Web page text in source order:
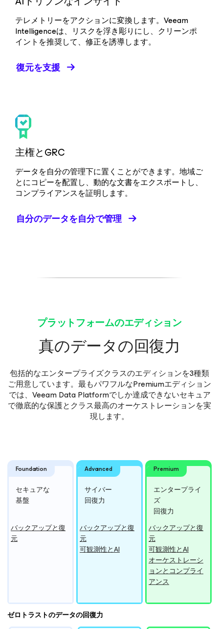
テレメトリーをアクションに変換します。Veeam
Intelligenceは、リスクを浮き彫りにし、クリーンポ
イントを推奨して、修正を誘導します。
復元を支援
主権とGRC
データを自分の管理下に置くことができます。地域ご
とにコピーを配置し、動的な文書をエクスポートし、
コンプライアンスを証明します。
自分のデータを自分で管理
プラットフォームのエディション
真のデータの回復力
包括的なエンタープライズクラスのエディションを3種類
ご用意しています。最もパワフルなPremiumエディション
では、Veeam Data Platformでしか達成できないセキュア
で徹底的な保護とクラス最高のオーケストレーションを実
現します。
Foundation
セキュアな
基盤
Advanced
サイバー
回復力
Premium
エンタープライ
ズ
回復力
バックアップと復
元
バックアップと復
元
可観測性とAI
バックアップと復
元
可観測性とAI
オーケストレーシ
ョンとコンプライ
アンス
ゼロトラストのデータの回復力